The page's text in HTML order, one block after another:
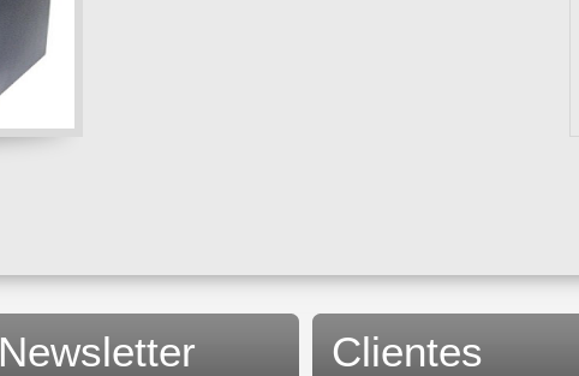
Newsletter Clientes